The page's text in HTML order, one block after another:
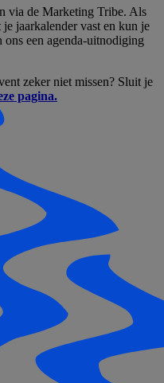
via de Marketing Tribe. Als
je jaarkalender vast en kun je
ons een agenda-uitnodiging
zeker niet missen? Sluit je
pagina.